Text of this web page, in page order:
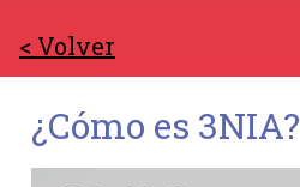
< Volver
¿Cómo es 3NIA?